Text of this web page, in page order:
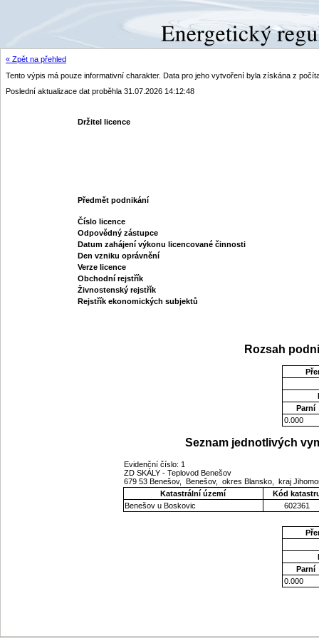
« Zpět na přehled
Tento výpis má pouze informativní charakter. Data pro jeho vytvoření byla získána z
Poslední aktualizace dat proběhla 31.07.2026 14:12:48
Držitel licence
Předmět podnikání
Číslo licence
Odpovědný zástupce
Datum zahájení výkonu licencované činnosti
Den vzniku oprávnění
Verze licence
Obchodní rejstřík
Živnostenský rejstřík
Rejstřík ekonomických subjektů
Rozsah
Parní
0.000
Seznam jednotlivých
Evidenční číslo: 1
ZD SKÁLY - Teplovod Benešov
679 53 Benešov, Benešov, okres Blansko, kraj
Katastrální území
Kód
Benešov u Boskovic
602361
Parní
0.000